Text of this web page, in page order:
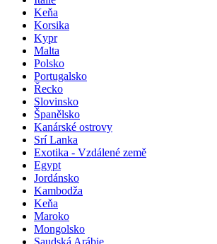
Keňa
Korsika
Kypr
Malta
Polsko
Portugalsko
Řecko
Slovinsko
Španělsko
Kanárské ostrovy
Srí Lanka
Exotika - Vzdálené země
Egypt
Jordánsko
Kambodža
Keňa
Maroko
Mongolsko
Saudská Arábie